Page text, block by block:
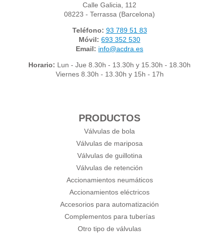
Calle Galicia, 112
08223 - Terrassa (Barcelona)
Teléfono: 93 789 51 83
Móvil: 693 352 530
Email: info@acdra.es
Horario: Lun - Jue 8.30h - 13.30h y 15.30h - 18.30h
Viernes 8.30h - 13.30h y 15h - 17h
PRODUCTOS
Válvulas de bola
Válvulas de mariposa
Válvulas de guillotina
Válvulas de retención
Accionamientos neumáticos
Accionamientos eléctricos
Accesorios para automatización
Complementos para tuberías
Otro tipo de válvulas